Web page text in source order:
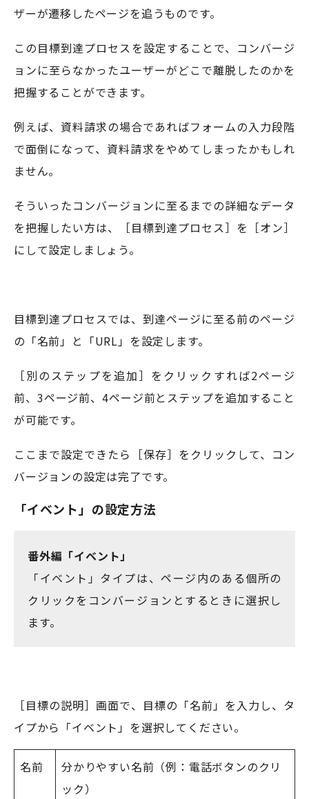
ザーが遷移したページを追うものです。
この目標到達プロセスを設定することで、コンバージ
ョンに至らなかったユーザーがどこで離脱したのかを
把握することができます。
例えば、資料請求の場合であればフォームの入力段階
で面倒になって、資料請求をやめてしまったかもしれ
ません。
そういったコンバージョンに至るまでの詳細なデータ
を把握したい方は、［目標到達プロセス］を［オン］
にして設定しましょう。
目標到達プロセスでは、到達ページに至る前のページ
の「名前」と「URL」を設定します。
［別のステップを追加］をクリックすれば2ページ
前、3ページ前、4ページ前とステップを追加すること
が可能です。
ここまで設定できたら［保存］をクリックして、コン
バージョンの設定は完了です。
「イベント」の設定方法
番外編「イベント」
「イベント」タイプは、ページ内のある個所の
クリックをコンバージョンとするときに選択し
ます。
［目標の説明］画面で、目標の「名前」を入力し、タ
イプから「イベント」を選択してください。
名前
分かりやすい名前（例：電話ボタンのクリ
ック）